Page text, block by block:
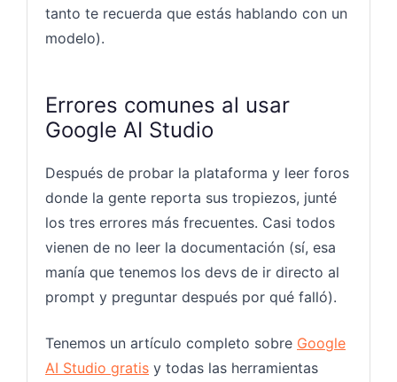
tanto te recuerda que estás hablando con un
modelo).
Errores comunes al usar
Google AI Studio
Después de probar la plataforma y leer foros
donde la gente reporta sus tropiezos, junté
los tres errores más frecuentes. Casi todos
vienen de no leer la documentación (sí, esa
manía que tenemos los devs de ir directo al
prompt y preguntar después por qué falló).
Tenemos un artículo completo sobre Google
AI Studio gratis y todas las herramientas